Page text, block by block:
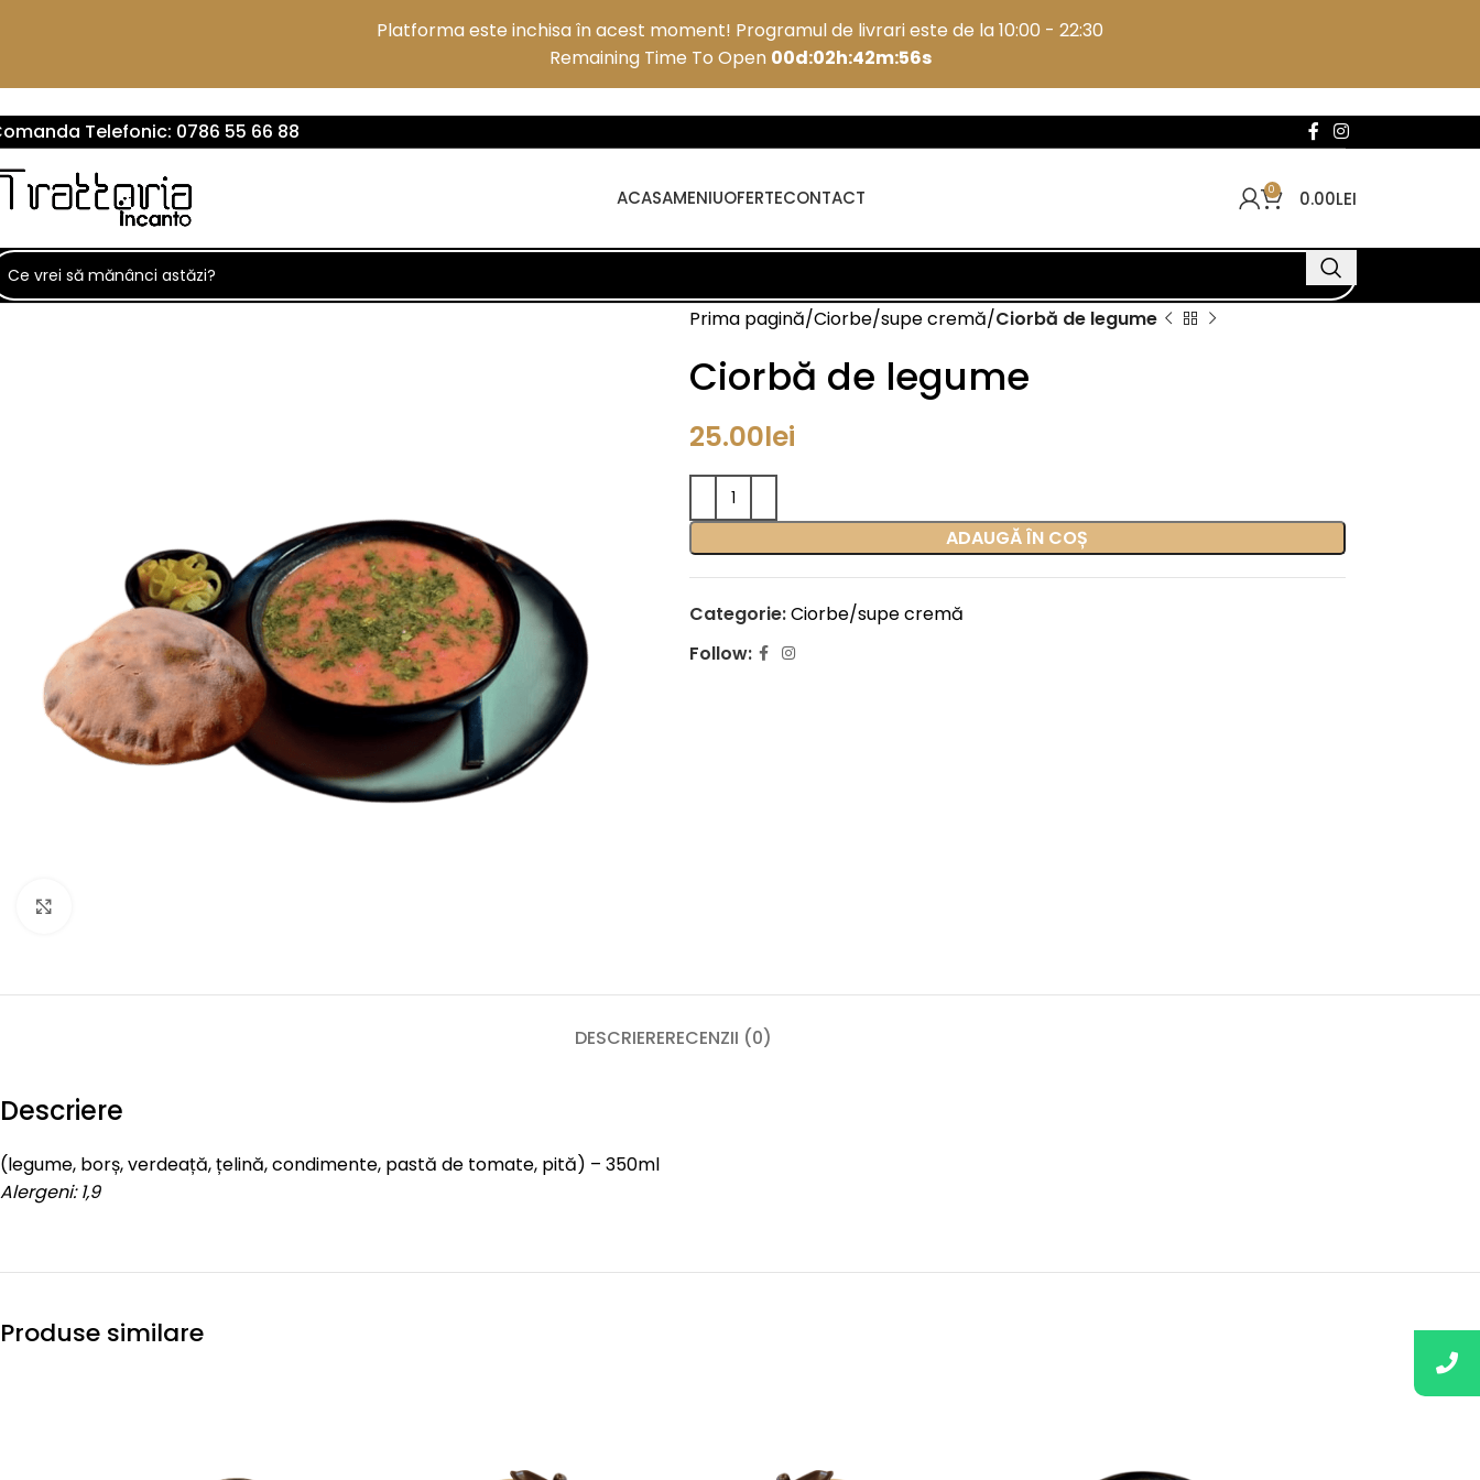
Platforma este inchisa în acest moment! Programul de livrari este de la 10:00 - 22:30
Remaining Time To Open 00d:02h:42m:55s
Telefonic: 0786 55 66 88
ACASAMENIUOFERTECONTACT 0 0.00LEI
Prima pagină Ciorbe/supe cremă Ciorbă de legume
Ciorbă de legume
25.00lei
ADAUGĂ ÎN COȘ
Categorie:Ciorbe/supe cremă
Follow:
DESCRIERERECENZII (0)
Descriere
(legume, borș, verdeață, țelină, condimente, pastă de tomate, pită) – 350ml
Alergeni: 1,9
Produse similare